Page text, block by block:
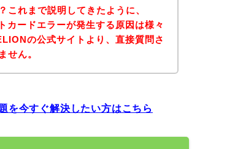
これまで説明してきたように、
カードエラーが発生する原因は様々
の公式サイトより、直接質問さ
せん。
を今すぐ解決したい方はこちら